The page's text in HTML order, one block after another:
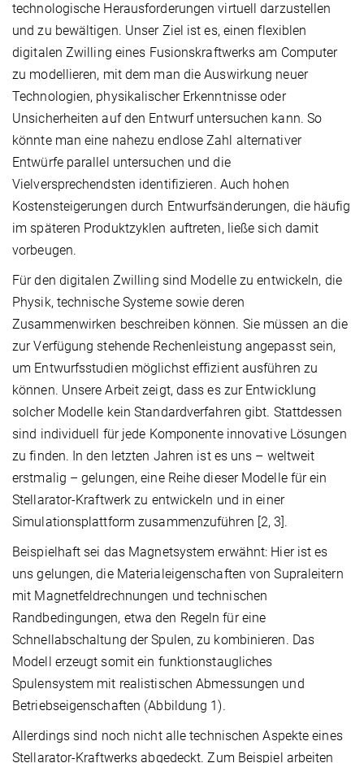
technologische Herausforderungen virtuell darzustellen
und zu bewältigen. Unser Ziel ist es, einen flexiblen
digitalen Zwilling eines Fusionskraftwerks am Computer
zu modellieren, mit dem man die Auswirkung neuer
Technologien, physikalischer Erkenntnisse oder
Unsicherheiten auf den Entwurf untersuchen kann. So
könnte man eine nahezu endlose Zahl alternativer
Entwürfe parallel untersuchen und die
Vielversprechendsten identifizieren. Auch hohen
Kostensteigerungen durch Entwurfsänderungen, die häufig
im späteren Produktzyklen auftreten, ließe sich damit
vorbeugen.
Für den digitalen Zwilling sind Modelle zu entwickeln, die
Physik, technische Systeme sowie deren
Zusammenwirken beschreiben können. Sie müssen an die
zur Verfügung stehende Rechenleistung angepasst sein,
um Entwurfsstudien möglichst effizient ausführen zu
können. Unsere Arbeit zeigt, dass es zur Entwicklung
solcher Modelle kein Standardverfahren gibt. Stattdessen
sind individuell für jede Komponente innovative Lösungen
zu finden. In den letzten Jahren ist es uns – weltweit
erstmalig – gelungen, eine Reihe dieser Modelle für ein
Stellarator-Kraftwerk zu entwickeln und in einer
Simulationsplattform zusammenzuführen [2, 3].
Beispielhaft sei das Magnetsystem erwähnt: Hier ist es
uns gelungen, die Materialeigenschaften von Supraleitern
mit Magnetfeldrechnungen und technischen
Randbedingungen, etwa den Regeln für eine
Schnellabschaltung der Spulen, zu kombinieren. Das
Modell erzeugt somit ein funktionstaugliches
Spulensystem mit realistischen Abmessungen und
Betriebseigenschaften (Abbildung 1).
Allerdings sind noch nicht alle technischen Aspekte eines
Stellarator-Kraftwerks abgedeckt. Zum Beispiel arbeiten